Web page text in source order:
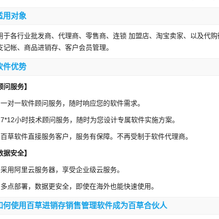
用对象
于各行业批发商、代理商、零售商、连锁 加盟店、淘宝卖家、以及代
记帐、商品进销存、客户会员管理。
件优势
问服务】
对一软件顾问服务，随时响应您的软件需求。
小时技术顾问服务，随时为您设计专属软件实施方案。
草软件直接服务客户，服务有保障。不再受制于软件代理商。
据安全】
用阿里云服务器，享受企业级云服务。
点部署，数据更安全，即使在海外也能快速使用。
何使用百草进销存销售管理软件成为百草合伙人